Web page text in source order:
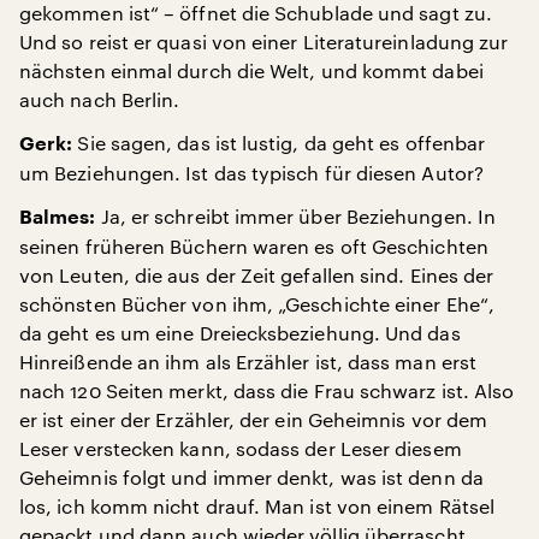
gekommen ist“ – öffnet die Schublade und sagt zu.
Und so reist er quasi von einer Literatureinladung zur
nächsten einmal durch die Welt, und kommt dabei
auch nach Berlin.
Gerk: Sie sagen, das ist lustig, da geht es offenbar
um Beziehungen. Ist das typisch für diesen Autor?
Balmes: Ja, er schreibt immer über Beziehungen. In
seinen früheren Büchern waren es oft Geschichten
von Leuten, die aus der Zeit gefallen sind. Eines der
schönsten Bücher von ihm, „Geschichte einer Ehe“,
da geht es um eine Dreiecksbeziehung. Und das
Hinreißende an ihm als Erzähler ist, dass man erst
nach 120 Seiten merkt, dass die Frau schwarz ist. Also
er ist einer der Erzähler, der ein Geheimnis vor dem
Leser verstecken kann, sodass der Leser diesem
Geheimnis folgt und immer denkt, was ist denn da
los, ich komm nicht drauf. Man ist von einem Rätsel